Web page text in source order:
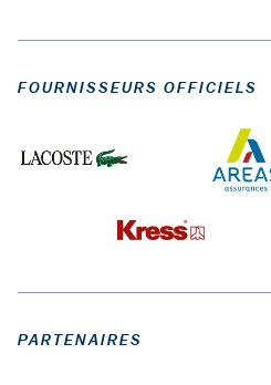
FOURNISSEURS OFFICIELS
PARTENAIRES